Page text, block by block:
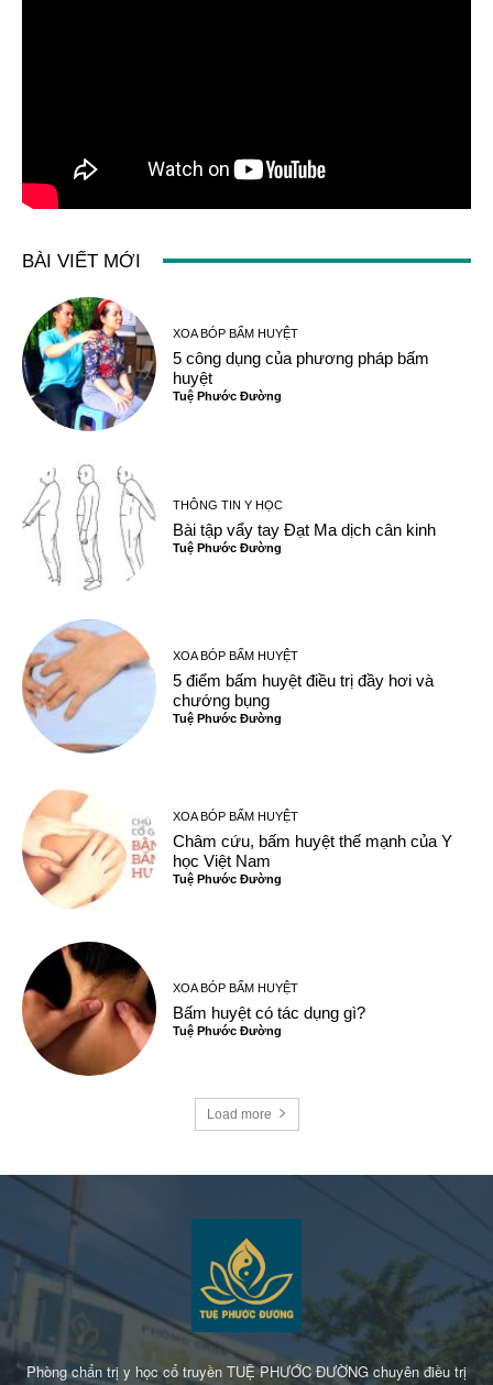
BÀI VIẾT MỚI
XOA BÓP BẤM HUYỆT
5 công dụng của phương pháp bấm
huyệt
Tuệ Phước Đường
THÔNG TIN Y HỌC
Bài tập vẩy tay Đạt Ma dịch cân kinh
Tuệ Phước Đường
XOA BÓP BẤM HUYỆT
5 điểm bấm huyệt điều trị đầy hơi và
chướng bụng
Tuệ Phước Đường
XOA BÓP BẤM HUYỆT
Châm cứu, bấm huyệt thế mạnh của Y
học Việt Nam
Tuệ Phước Đường
XOA BÓP BẤM HUYỆT
Bấm huyệt có tác dụng gì?
Tuệ Phước Đường
Load more
Phòng chẩn trị y học cổ truyền TUỆ PHƯỚC ĐƯỜNG chuyên điều trị